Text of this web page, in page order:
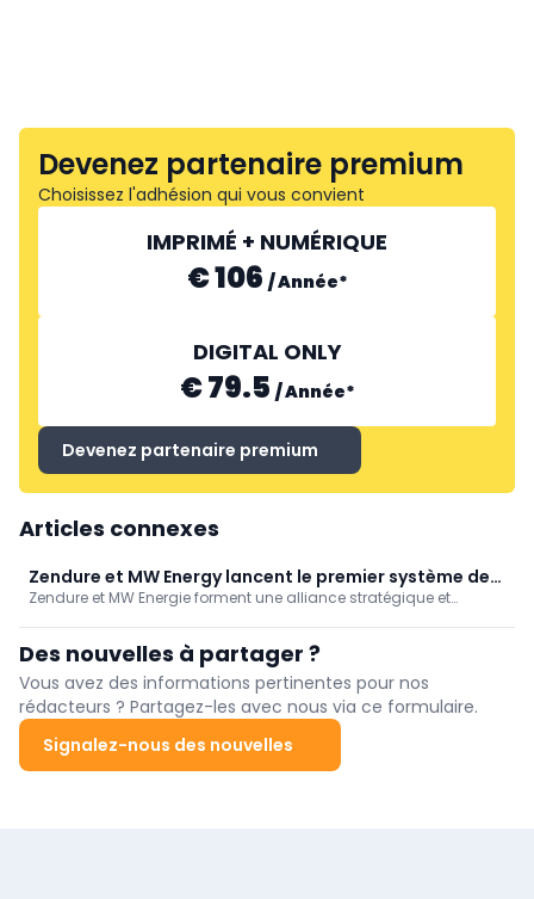
Devenez partenaire premium
Choisissez l'adhésion qui vous convient
IMPRIMÉ + NUMÉRIQUE
€ 106 /Année*
DIGITAL ONLY
€ 79.5 /Année*
Devenez partenaire premium
Articles connexes
Zendure et MW Energy lancent le premier système de
gestion de l'énergie pour l'ensemble de la maison.
Zendure et MW Energie forment une alliance stratégique et
charge de la distribution et de l'installation. Le système
modulaire contrôle le photovoltaïque, le stockage et la recharge
des véhicules électriques ; campagne pionnière avec PowerHub
gratuit.
Des nouvelles à partager ?
Vous avez des informations pertinentes pour nos
rédacteurs ? Partagez-les avec nous via ce formulaire.
Signalez-nous des nouvelles